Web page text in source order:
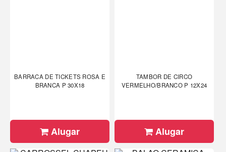
BARRACA DE TICKETS ROSA E
BRANCA P 30X18
Alugar
TAMBOR DE CIRCO
VERMELHO/BRANCO P 12X24
Alugar